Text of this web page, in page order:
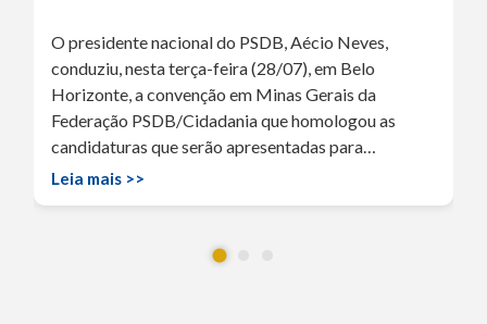
O presidente nacional do PSDB, Aécio Neves,
conduziu, nesta terça-feira (28/07), em Belo
Horizonte, a convenção em Minas Gerais da
Federação PSDB/Cidadania que homologou as
candidaturas que serão apresentadas para…
Leia mais >>